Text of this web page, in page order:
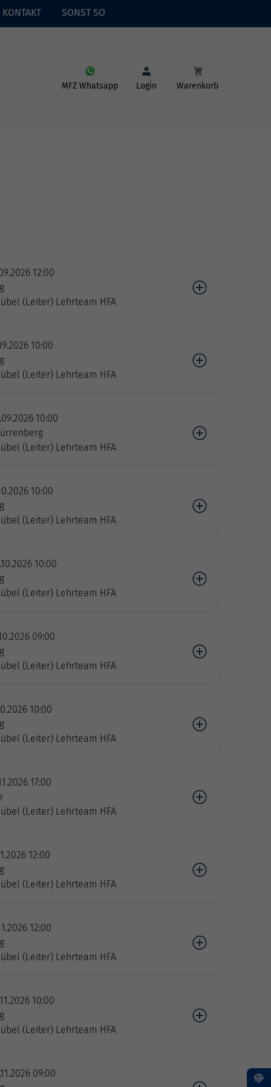
KONTAKT SONST SO
MFZ Whatsapp Login Warenkorb
12:00
(Leiter) Lehrteam HFA
10:00
(Leiter) Lehrteam HFA
10:00
(Leiter) Lehrteam HFA
10:00
(Leiter) Lehrteam HFA
10:00
(Leiter) Lehrteam HFA
09:00
(Leiter) Lehrteam HFA
10:00
(Leiter) Lehrteam HFA
17:00
(Leiter) Lehrteam HFA
12:00
(Leiter) Lehrteam HFA
12:00
(Leiter) Lehrteam HFA
10:00
(Leiter) Lehrteam HFA
09:00